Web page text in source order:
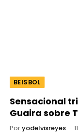
BEISBOL
Sensacional
Guaira sobre
Poryodelvisreyes